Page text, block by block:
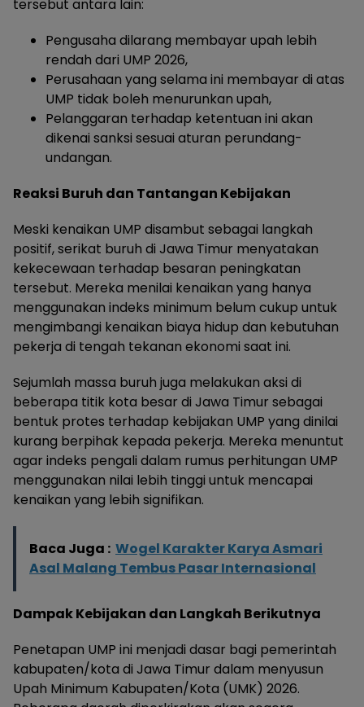
tersebut antara lain:
Pengusaha dilarang membayar upah lebih
rendah dari UMP 2026,
Perusahaan yang selama ini membayar di atas
UMP tidak boleh menurunkan upah,
Pelanggaran terhadap ketentuan ini akan
dikenai sanksi sesuai aturan perundang-
undangan.
Reaksi Buruh dan Tantangan Kebijakan
Meski kenaikan UMP disambut sebagai langkah
positif, serikat buruh di Jawa Timur menyatakan
kekecewaan terhadap besaran peningkatan
tersebut. Mereka menilai kenaikan yang hanya
menggunakan indeks minimum belum cukup untuk
mengimbangi kenaikan biaya hidup dan kebutuhan
pekerja di tengah tekanan ekonomi saat ini.
Sejumlah massa buruh juga melakukan aksi di
beberapa titik kota besar di Jawa Timur sebagai
bentuk protes terhadap kebijakan UMP yang dinilai
kurang berpihak kepada pekerja. Mereka menuntut
agar indeks pengali dalam rumus perhitungan UMP
menggunakan nilai lebih tinggi untuk mencapai
kenaikan yang lebih signifikan.
Baca Juga : Wogel Karakter Karya Asmari
Asal Malang Tembus Pasar Internasional
Dampak Kebijakan dan Langkah Berikutnya
Penetapan UMP ini menjadi dasar bagi pemerintah
kabupaten/kota di Jawa Timur dalam menyusun
Upah Minimum Kabupaten/Kota (UMK) 2026.